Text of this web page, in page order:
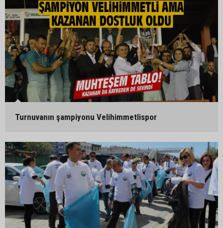
Turnuvanın şampiyonu Velihimmetlispor